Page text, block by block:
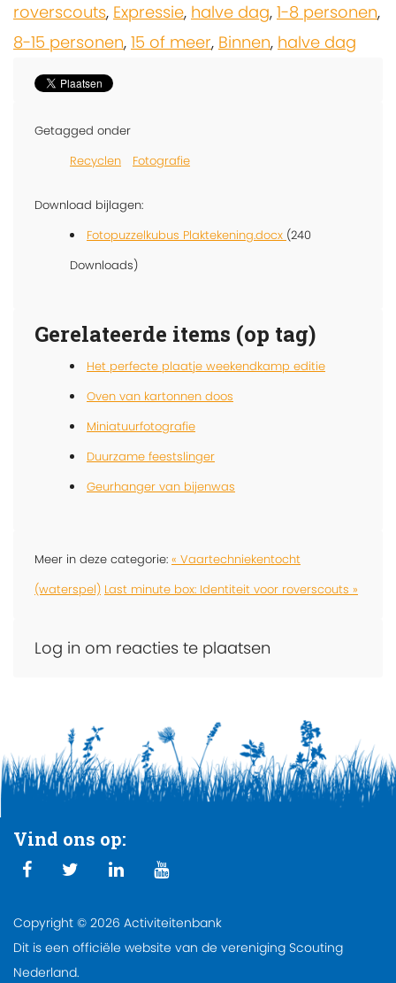
roverscouts, Expressie, halve dag, 1-8 personen,
8-15 personen, 15 of meer, Binnen, halve dag
Getagged onder
Recyclen
Fotografie
Download bijlagen:
Fotopuzzelkubus Plaktekening.docx (240
Downloads)
Gerelateerde items (op tag)
Het perfecte plaatje weekendkamp editie
Oven van kartonnen doos
Miniatuurfotografie
Duurzame feestslinger
Geurhanger van bijenwas
Meer in deze categorie: « Vaartechniekentocht
(waterspel) Last minute box: Identiteit voor roverscouts »
Log in om reacties te plaatsen
Vind ons op:
Copyright © 2026 Activiteitenbank
Dit is een officiële website van de vereniging Scouting
Nederland.